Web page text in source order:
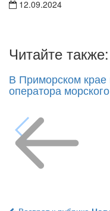
Читайте также:
В Приморском крае
оператора